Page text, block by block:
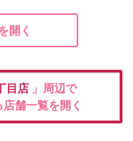
開く
目店 」周辺で
舗一覧を開く